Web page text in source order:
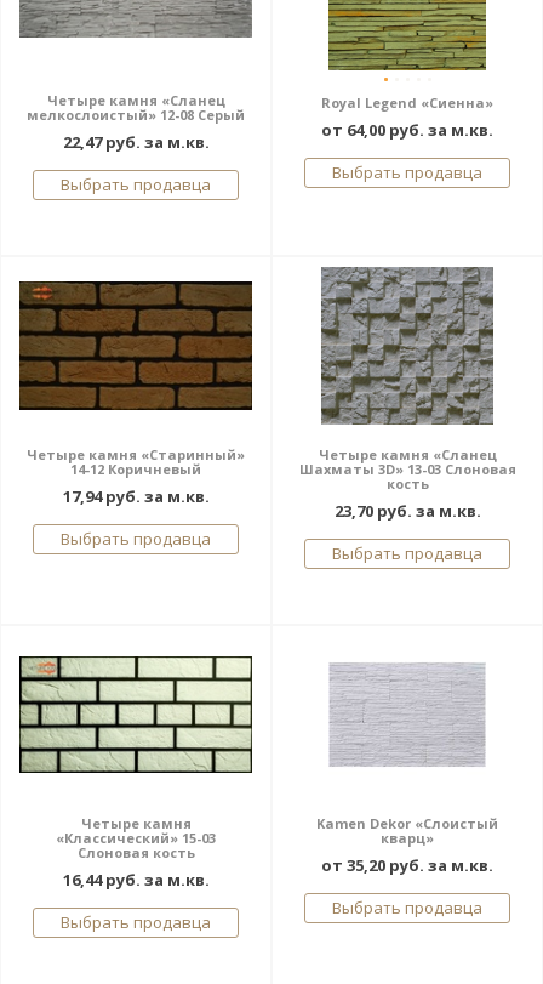
Четыре камня «Сланец
мелкослоистый» 12-08 Серый
22,47 руб. за м.кв.
Выбрать продавца
Royal Legend «Сиенна»
от 64,00 руб. за м.кв.
Выбрать продавца
Четыре камня «Старинный»
14-12 Коричневый
17,94 руб. за м.кв.
Выбрать продавца
Четыре камня «Сланец
Шахматы 3D» 13-03 Слоновая
кость
23,70 руб. за м.кв.
Выбрать продавца
Четыре камня
«Классический» 15-03
Слоновая кость
16,44 руб. за м.кв.
Выбрать продавца
Kamen Dekor «Слоистый
кварц»
от 35,20 руб. за м.кв.
Выбрать продавца